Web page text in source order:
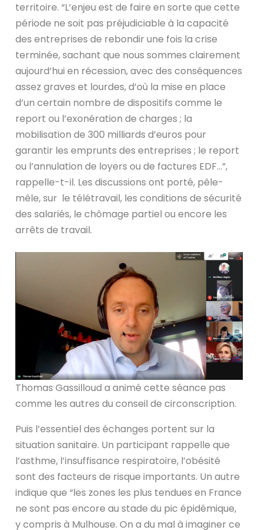
territoire. “L’enjeu est de faire en sorte que cette
période ne soit pas préjudiciable à la capacité
des entreprises de rebondir une fois la crise
terminée, sachant que nous sommes clairement
aujourd’hui en récession, avec des conséquences
assez graves et lourdes, d’où la mise en place
d’un certain nombre de dispositifs comme le
report ou l’exonération de charges ; la
mobilisation de 300 milliards d’euros pour
garantir les emprunts des entreprises ; le report
ou l’annulation de loyers ou de factures EDF…”,
rappelle-t-il. Les discussions ont porté, pêle-
mêle, sur le télétravail, les conditions de sécurité
des salariés, le chômage partiel ou encore les
arrêts de travail.
Thomas Gassilloud a animé cette séance pas
comme les autres du conseil de circonscription.
Puis l’essentiel des échanges portent sur la
situation sanitaire. Un participant rappelle que
l’asthme, l’insuffisance respiratoire, l’obésité
sont des facteurs de risque importants. Un autre
indique que “les zones les plus tendues en France
ne sont pas encore au stade du pic épidémique,
y compris à Mulhouse. On a du mal à imaginer ce